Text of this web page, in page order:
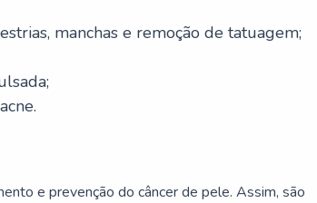
manchas e remoção de tatuagem;
e prevenção do câncer de pele. Assim, são